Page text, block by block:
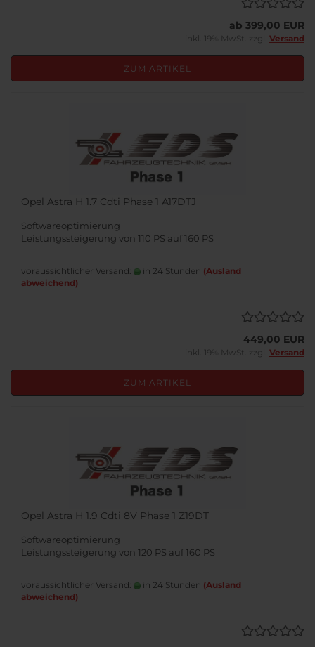
ab 399,00 EUR
inkl. 19% MwSt. zzgl. Versand
ZUM ARTIKEL
Opel Astra H 1.7 Cdti Phase 1 A17DTJ
Softwareoptimierung
Leistungssteigerung von 110 PS auf 160 PS
voraussichtlicher Versand: in 24 Stunden (Ausland
abweichend)
449,00 EUR
inkl. 19% MwSt. zzgl. Versand
ZUM ARTIKEL
Opel Astra H 1.9 Cdti 8V Phase 1 Z19DT
Softwareoptimierung
Leistungssteigerung von 120 PS auf 160 PS
voraussichtlicher Versand: in 24 Stunden (Ausland
abweichend)